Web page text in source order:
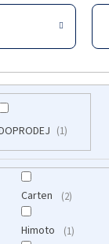
1
Carten 2
Himoto 1